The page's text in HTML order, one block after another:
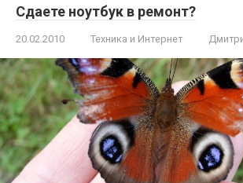
Сдаете ноутбук в ремонт?
20.02.2010 Техника и Интернет